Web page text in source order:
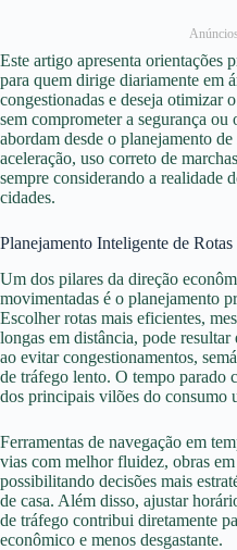
Anúncios
Este artigo apresenta orientações
para quem dirige diariamente em
congestionadas e deseja otimizar
sem comprometer a segurança
abordam desde o planejamento
aceleração, uso correto de
sempre considerando a realidade
cidades.
Planejamento Inteligente de Rotas
Um dos pilares da direção
movimentadas é o planejamento
Escolher rotas mais eficientes,
longas em distância, pode
ao evitar congestionamentos,
de tráfego lento. O tempo parado
dos principais vilões do consumo
Ferramentas de navegação em
vias com melhor fluidez, obras
possibilitando decisões mais
de casa. Além disso, ajustar
de tráfego contribui diretamente
econômico e menos desgastante.